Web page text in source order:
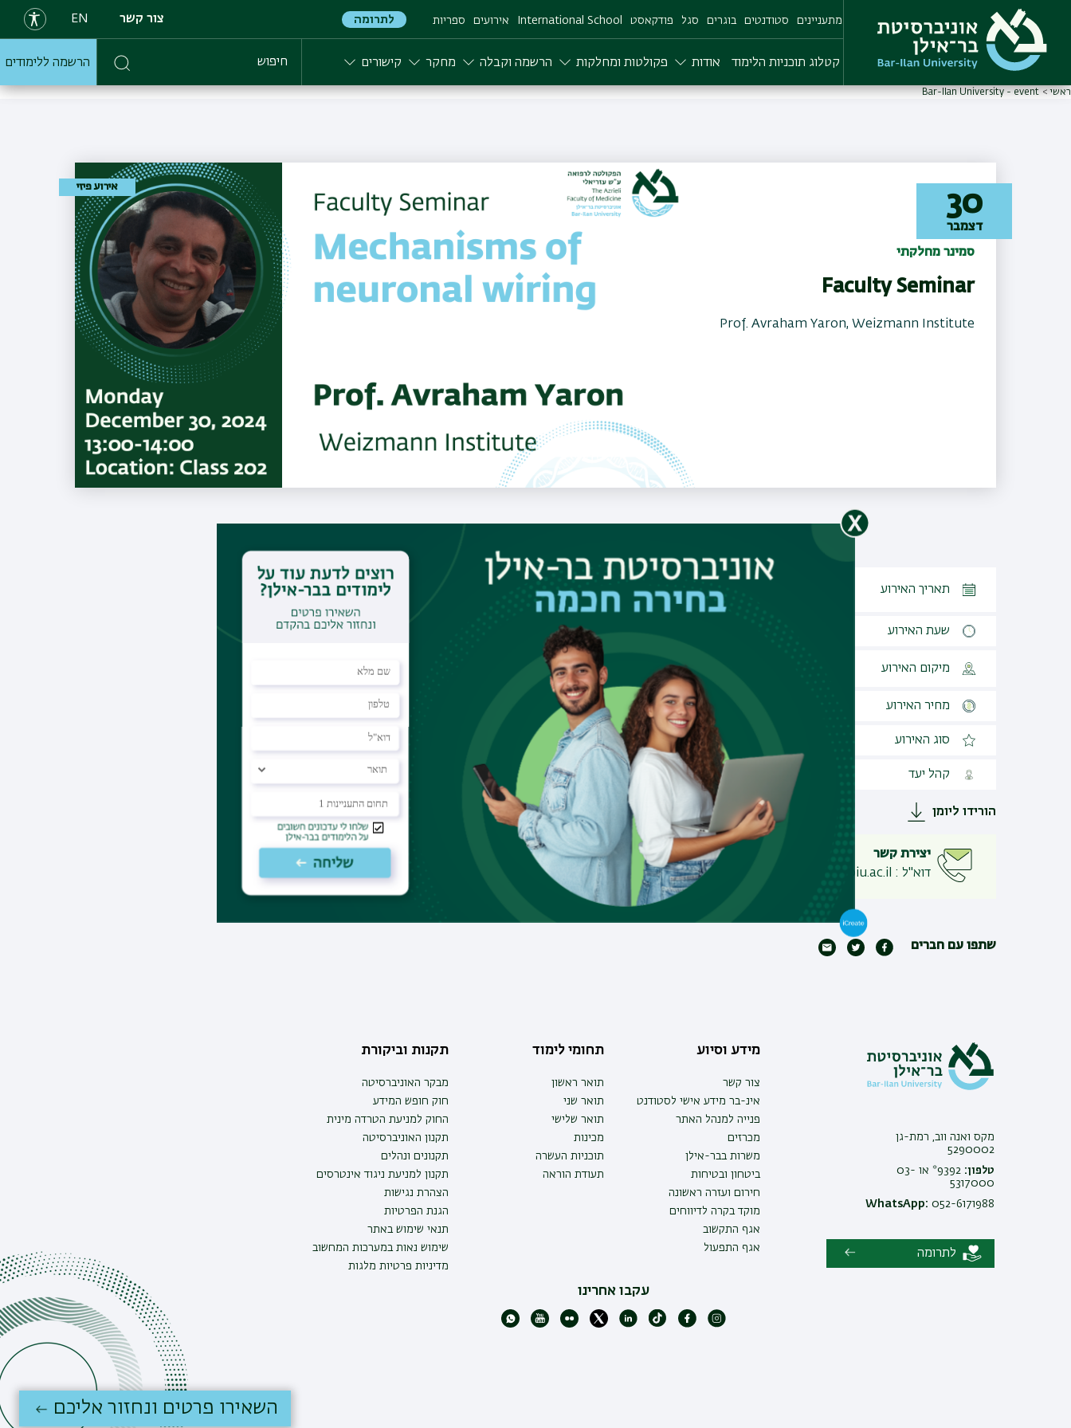
main
content
מתעניינים סטודנטים בוגרים סגל פודקאסט International School אירועים ספריות לתרומה צור קשר EN
קטלוג תוכניות הלימוד אודות פקולטות ומחלקות הרשמה וקבלה מחקר קישורים חיפוש הרשמה ללימודים
ראשי Bar-Ilan University - event
30
דצמבר
אירוע פיזי
סמינר מחלקתי
Faculty Seminar
Prof. Avraham Yaron, Weizmann Institute
תאריך האירוע
שעת האירוע
מיקום האירוע
מחיר האירוע
סוג האירוע
קהל יעד פתוח לקהל הרחב
הורידו ליומן
יצירת קשר
דוא"ל :
ron.orbach@biu.ac.il
Mechanisms of neuronal wiring
שתפו עם חברים
מקס ואנה ווב, רמת-גן
5290002
טלפון:
9392* או 03-
5317000
WhatsApp: 052-6171988
לתרומה
מידע וסיוע
צור קשר
אינ-בר מידע אישי לסטודנט
פנייה למנהל האתר
מכרזים
משרות בבר-אילן
ביטחון ובטיחות
חירום ועזרה ראשונה
מוקד בקרה לדיווחים
אגף התקשוב
אגף התפעול
תחומי לימוד
תואר ראשון
תואר שני
תואר שלישי
מכינות
תוכניות העשרה
תעודת הוראה
תקנות וביקורת
מבקר האוניברסיטה
חוק חופש המידע
החוק למניעת הטרדה מינית
תקנון האוניברסיטה
תקנונים ונהלים
תקנון למניעת ניגוד אינטרסים
הצהרת נגישות
הגנת הפרטיות
תנאי שימוש באתר
שימוש נאות במערכות המחשוב
מדיניות פרטיות מלגות
עקבו אחרינו
השאירו פרטים ונחזור אליכם